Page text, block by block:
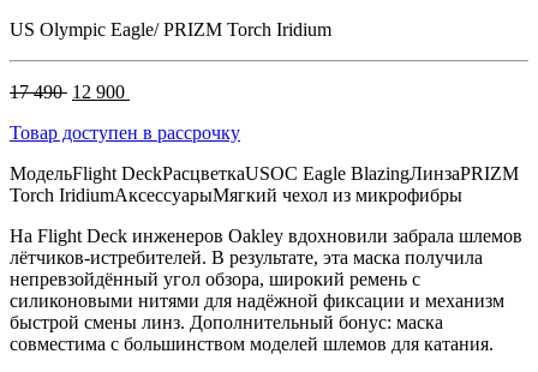
US Olympic Eagle/ PRIZM Torch Iridium
17 490 Первоначальная
составляла
490 .
12 900
12
Товар доступен в рассрочку
МодельFlight DeckРасцветкаUSOC Eagle BlazingЛинзаPRIZM
Torch IridiumАксессуарыМягкий чехол из микрофибры
На Flight Deck инженеров Oakley вдохновили забрала шлемов
лётчиков-истребителей. В результате, эта маска получила
непревзойдённый угол обзора, широкий ремень с
силиконовыми нитями для надёжной фиксации и механизм
быстрой смены линз. Дополнительный бонус: маска
совместима с большинством моделей шлемов для катания.